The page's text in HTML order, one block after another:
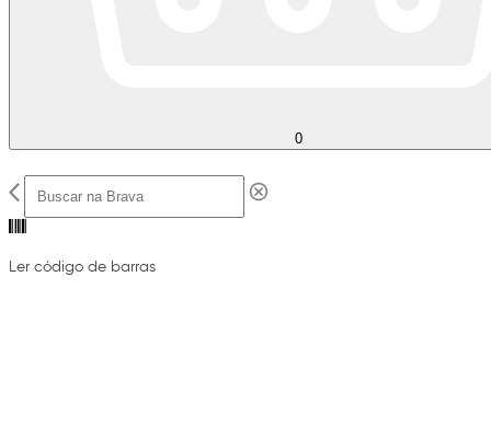
0
Ler código de barras